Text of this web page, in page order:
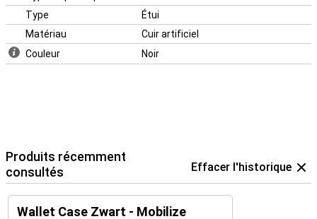
Type
Étui
Matériau
Cuir artificiel
Couleur
Noir
Produits récemment
consultés
Effacer l'historique
Wallet Case Zwart - Mobilize